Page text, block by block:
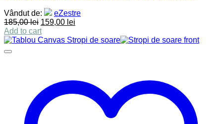
Vândut de:
eZestre
185,00lei 159,00 lei
Add to cart